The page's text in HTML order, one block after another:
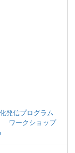
発信プログラム
ワークショップ